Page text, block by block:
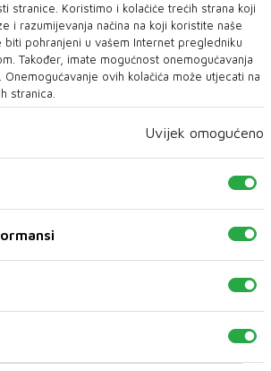
oružja Ukrajini
odredbi ...
stranice. Koristimo i kolačiće trećih strana koji
i razumijevanja načina na koji koristite naše
biti pohranjeni u vašem Internet pregledniku
Također, imate mogućnost onemogućavanja
Onemogućavanje ovih kolačića može utjecati na
stranica.
Uvijek omogućeno